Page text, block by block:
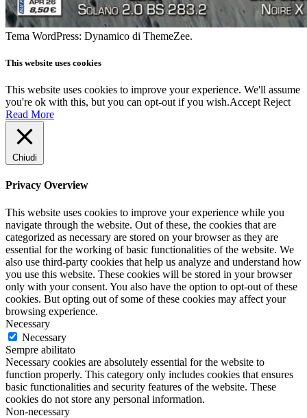
Tema WordPress: Dynamico di ThemeZee.
This website uses cookies
This website uses cookies to improve your experience. We'll assume
you're ok with this, but you can opt-out if you wish.Accept Reject
Read More
Chiudi
Privacy Overview
This website uses cookies to improve your experience while you
navigate through the website. Out of these, the cookies that are
categorized as necessary are stored on your browser as they are
essential for the working of basic functionalities of the website. We
also use third-party cookies that help us analyze and understand how
you use this website. These cookies will be stored in your browser
only with your consent. You also have the option to opt-out of these
cookies. But opting out of some of these cookies may affect your
browsing experience.
Necessary
Necessary
Sempre abilitato
Necessary cookies are absolutely essential for the website to
function properly. This category only includes cookies that ensures
basic functionalities and security features of the website. These
cookies do not store any personal information.
Non-necessary